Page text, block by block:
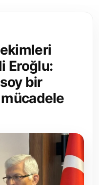
Eroğlu:
bir